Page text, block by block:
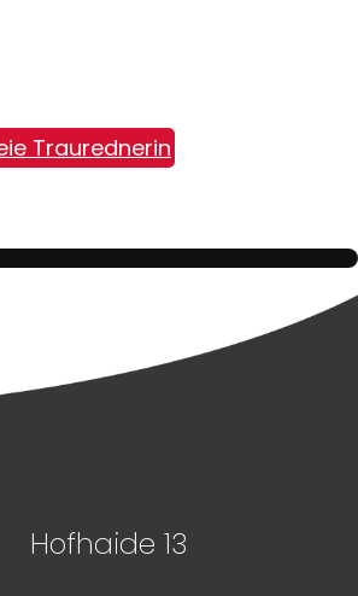
Traurednerin
Hofhaide 13